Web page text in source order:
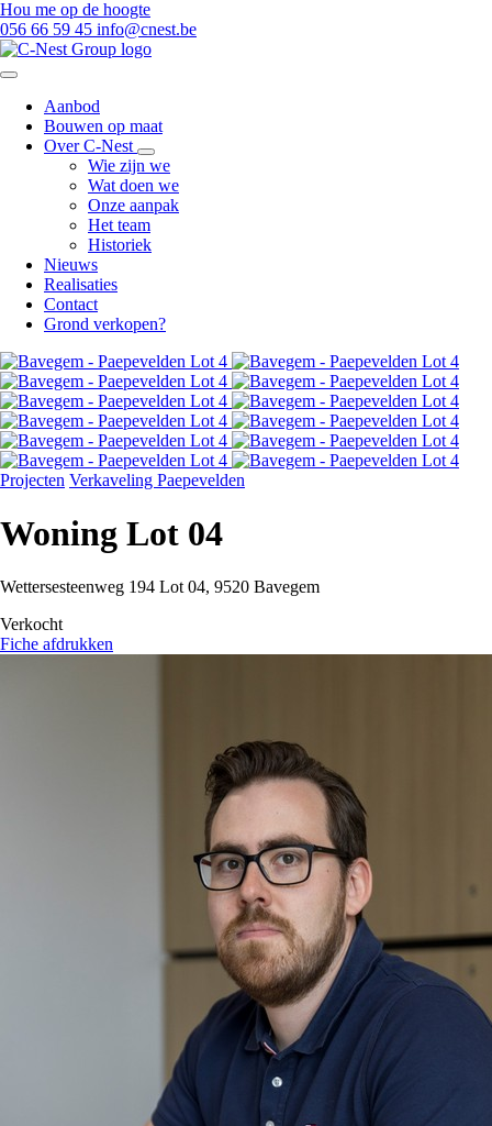
Hou me op de hoogte
056 66 59 45 info@cnest.be
Aanbod
Bouwen op maat
Over C-Nest
Wie zijn we
Wat doen we
Onze aanpak
Het team
Historiek
Nieuws
Realisaties
Contact
Grond verkopen?
Projecten Verkaveling Paepevelden
Woning Lot 04
Wettersesteenweg 194 Lot 04, 9520 Bavegem
Verkocht
Fiche afdrukken